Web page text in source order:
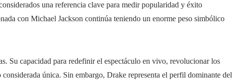
una referencia clave para medir popularidad y éxito
con Michael Jackson continúa teniendo un enorme peso simbólico
Su capacidad para redefinir el espectáculo en vivo, revolucionar los
única. Sin embargo, Drake representa el perfil dominante del